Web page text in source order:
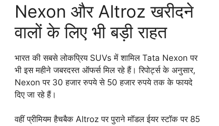
Nexon और Altroz खरीदने
वालों के लिए भी बड़ी राहत
भारत की सबसे लोकप्रिय SUVs में शामिल Tata Nexon पर
भी इस महीने जबरदस्त ऑफर्स मिल रहे हैं। रिपोर्ट्स के अनुसार,
Nexon पर 30 हजार रुपये से 50 हजार रुपये तक के फायदे
दिए जा रहे हैं।
वहीं प्रीमियम हैचबैक Altroz पर पुराने मॉडल ईयर स्टॉक पर 85